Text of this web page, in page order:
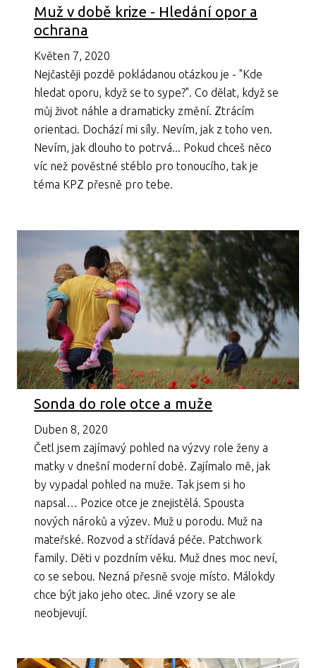
Muž v době krize - Hledání opor a
ochrana
Květen 7, 2020
Nejčastěji pozdě pokládanou otázkou je - "Kde
hledat oporu, když se to sype?". Co dělat, když se
můj život náhle a dramaticky změní. Ztrácím
orientaci. Dochází mi síly. Nevím, jak z toho ven.
Nevím, jak dlouho to potrvá... Pokud chceš něco
víc než pověstné stéblo pro tonoucího, tak je
téma KPZ přesně pro tebe.
Sonda do role otce a muže
Duben 8, 2020
Četl jsem zajímavý pohled na výzvy role ženy a
matky v dnešní moderní době. Zajímalo mě, jak
by vypadal pohled na muže. Tak jsem si ho
napsal… Pozice otce je znejistělá. Spousta
nových nároků a výzev. Muž u porodu. Muž na
mateřské. Rozvod a střídavá péče. Patchwork
family. Děti v pozdním věku. Muž dnes moc neví,
co se sebou. Nezná přesně svoje místo. Málokdy
chce být jako jeho otec. Jiné vzory se ale
neobjevují.